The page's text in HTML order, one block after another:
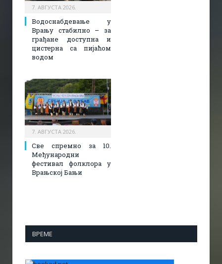
7. АВГУСТА 2026.
Водоснабдевање у
Врању стабилно – за
грађане доступна и
цистерна са пијаћом
водом
7. АВГУСТА 2026.
Све спремно за 10.
Међународни
фестивал фолклора у
Врањској Бањи
ВРЕМЕ